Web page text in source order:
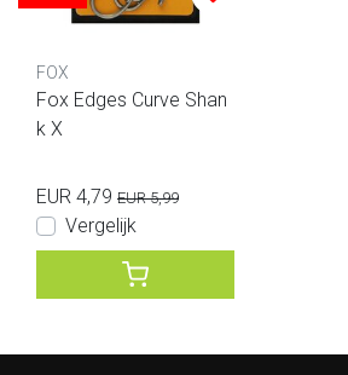
FOX
Fox Edges Curve Shan
k X
EUR 4,79 EUR 5,99
Vergelijk